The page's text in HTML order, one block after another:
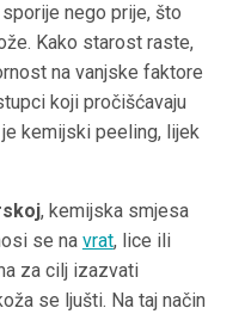
nego prije, što
Kako starost raste,
na vanjske faktore
koji pročišćavaju
kemijski peeling, lijek
, kemijska smjesa
se na vrat, lice ili
za cilj izazvati
se ljušti. Na taj način